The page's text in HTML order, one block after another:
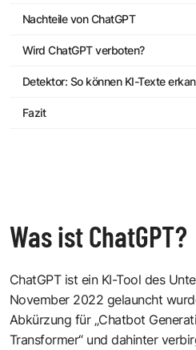
Nachteile von ChatGPT
Wird ChatGPT verboten?
Detektor: So können KI-Texte
Fazit
Was ist ChatGPT?
ChatGPT ist ein KI-Tool des
November 2022 gelauncht
Abkürzung für „Chatbot
Transformer“ und dahinter